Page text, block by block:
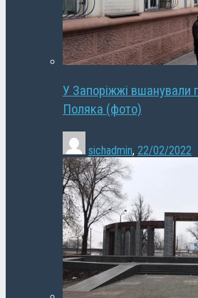
У Запоріжжі вшанували
Поляка (фото)
sichadmin, 22/02/2022